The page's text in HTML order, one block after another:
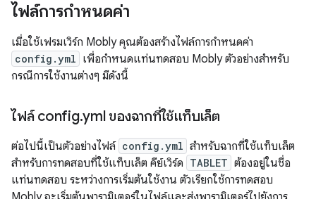
ไฟล์การกำหนดค่า
เมื่อใช้เฟรมเวิร์ก Mobly คุณต้องสร้างไฟล์การกำหนดค่า
config.yml เพื่อกำหนดแท่นทดสอบ Mobly ตัวอย่างสำหรับ
กรณีการใช้งานต่างๆ มีดังนี้
ไฟล์ config.yml ของฉากที่ใช้แท็บเล็ต
ต่อไปนี้เป็นตัวอย่างไฟล์ config.yml สำหรับฉากที่ใช้แท็บเล็ต
สำหรับการทดสอบที่ใช้แท็บเล็ต คีย์เวิร์ด TABLET ต้องอยู่ในชื่อ
แท่นทดสอบ ระหว่างการเริ่มต้นใช้งาน ตัวเรียกใช้การทดสอบ